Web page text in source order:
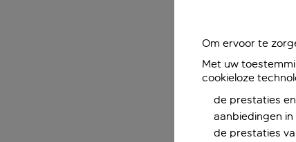
Om ervoor te
Met uw
cookieloze
de prestaties
aanbiedingen
de prestaties